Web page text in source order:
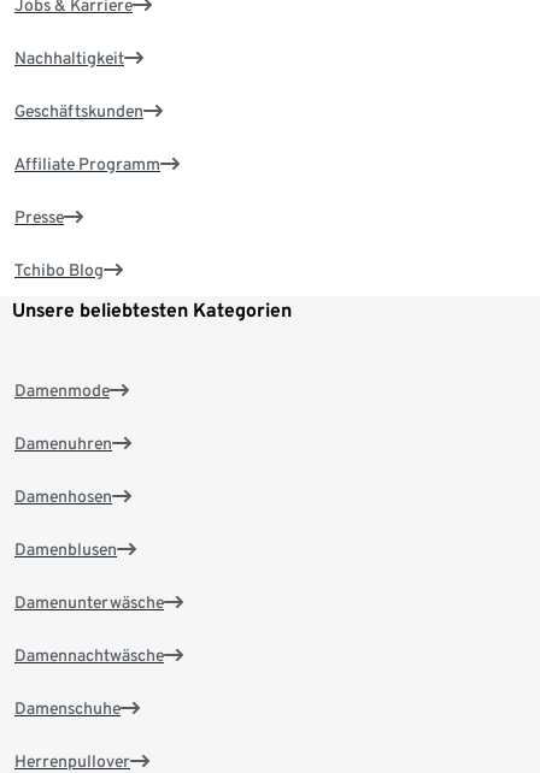
Jobs & Karriere
Nachhaltigkeit
Geschäftskunden
Affiliate Programm
Presse
Tchibo Blog
Unsere beliebtesten Kategorien
Damenmode
Damenuhren
Damenhosen
Damenblusen
Damenunterwäsche
Damennachtwäsche
Damenschuhe
Herrenpullover